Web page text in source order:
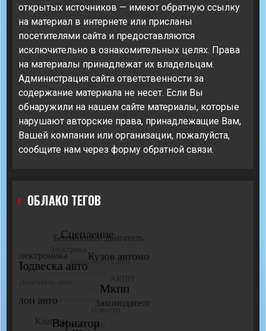
открытых источников — имеют обратную ссылку
на материал в интернете или присланы
посетителями сайта и предоставляются
исключительно в ознакомительных целях. Права
на материалы принадлежат их владельцам.
Администрация сайта ответственности за
содержание материала не несет. Если Вы
обнаружили на нашем сайте материалы, которые
нарушают авторские права, принадлежащие Вам,
Вашей компании или организации, пожалуйста,
сообщите нам через форму обратной связи.
ОБЛАКО ТЕГОВ